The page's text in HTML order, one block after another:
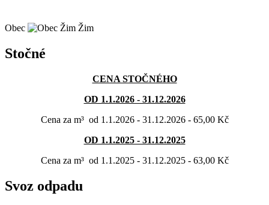
Obec Žim
Stočné
CENA STOČNÉHO
OD 1.1.2026 - 31.12.2026
Cena za m³ od 1.1.2026 - 31.12.2026 - 65,00 Kč
OD 1.1.2025 - 31.12.2025
Cena za m³ od 1.1.2025 - 31.12.2025 - 63,00 Kč
Svoz odpadu